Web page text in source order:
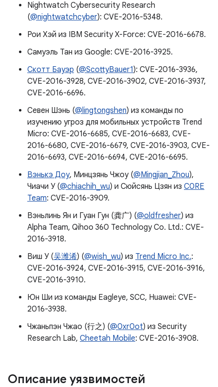
Nightwatch Cybersecurity Research
(@nightwatchcyber): CVE-2016-5348.
Рои Хэй из IBM Security X-Force: CVE-2016-6678.
Самуэль Тан из Google: CVE-2016-3925.
Скотт Бауэр (@ScottyBauer1): CVE-2016-3936,
CVE-2016-3928, CVE-2016-3902, CVE-2016-3937,
CVE-2016-6696.
Севен Шэнь (@lingtongshen) из команды по
изучению угроз для мобильных устройств Trend
Micro: CVE-2016-6685, CVE-2016-6683, CVE-
2016-6680, CVE-2016-6679, CVE-2016-3903, CVE-
2016-6693, CVE-2016-6694, CVE-2016-6695.
Вэнькэ Доу, Минцзянь Чжоу (@Mingjian_Zhou),
Чиачи У (@chiachih_wu) и Сюйсянь Цзян из C0RE
Team: CVE-2016-3909.
Вэньлинь Ян и Гуан Гун (龚广) (@oldfresher) из
Alpha Team, Qihoo 360 Technology Co. Ltd.: CVE-
2016-3918.
Виш У (吴潍浠) (@wish_wu) из Trend Micro Inc.:
CVE-2016-3924, CVE-2016-3915, CVE-2016-3916,
CVE-2016-3910.
Юн Ши из команды Eagleye, SCC, Huawei: CVE-
2016-3938.
Чжаньпэн Чжао (行之) (@0xr0ot) из Security
Research Lab, Cheetah Mobile: CVE-2016-3908.
Описание уязвимостей